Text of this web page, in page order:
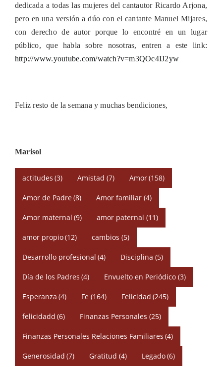
dedicada a todas las mujeres del cantautor Ricardo Arjona,
pero en una versión a dúo con el cantante Manuel Mijares,
con derecho de autor porque lo encontré en un lugar
público, que habla sobre nosotras, entren a este link:
http://www.youtube.com/watch?v=m3QOc4IJ2yw
Feliz resto de la semana y muchas bendiciones,
Marisol
actitudes (3) Amistad (7) Amor(158)
Amor de Padre(8) Amor familiar (4)
Amor maternal (9) amor paternal (11)
amor propio(12) cambios (5)
Desarrollo profesional (4) Disciplina (5)
Día de los Padres (4) Envuelto en Periódico (3)
Esperanza (4) Fe (164) Felicidad (245)
felicidadd (6) Finanzas Personales (25)
Finanzas Personales Relaciones Familiares (4)
Generosidad (7) Gratitud (4) Legado(6)